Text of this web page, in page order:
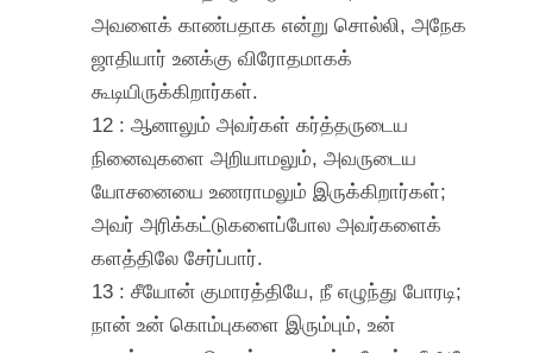
அவளைக் காண்பதாக என்று சொல்லி, அநேக
ஜாதியார் உனக்கு விரோதமாகக்
கூடியிருக்கிறார்கள்.
12 : ஆனாலும் அவர்கள் கர்த்தருடைய
நினைவுகளை அறியாமலும், அவருடைய
யோசனையை உணராமலும் இருக்கிறார்கள்;
அவர் அரிக்கட்டுகளைப்போல அவர்களைக்
களத்திலே சேர்ப்பார்.
13 : சீயோன் குமாரத்தியே, நீ எழுந்து போரடி;
நான் உன் கொம்புகளை இரும்பும், உன்